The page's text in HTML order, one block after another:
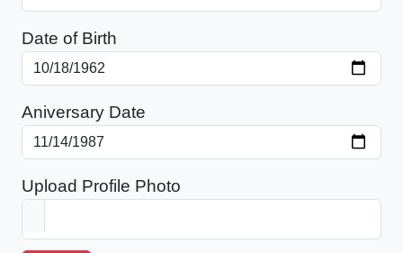
Date of Birth
Aniversary Date
Upload Profile Photo